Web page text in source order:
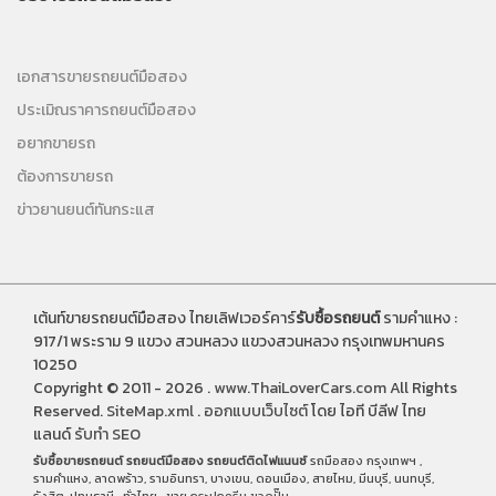
เอกสารขายรถยนต์มือสอง
ประเมิณราคารถยนต์มือสอง
อยากขายรถ
ต้องการขายรถ
ข่าวยานยนต์ทันกระแส
เต้นท์ขายรถยนต์มือสอง ไทยเลิฟเวอร์คาร์รับซื้อรถยนต์รามคำแหง :
917/1 พระราม 9 แขวง สวนหลวง แขวงสวนหลวง กรุงเทพมหานคร
10250
Copyright © 2011 - 2026 .www.ThaiLoverCars.comAll Rights
Reserved.SiteMap.xml.ออกแบบเว็บไซต์โดย ไอที บีลีฟ ไทย
แลนด์รับทำ SEO
รับซื้อขายรถยนต์รถยนต์มือสองรถยนต์ติดไฟแนนซ์รถมือสอง กรุงเทพฯ ,
รามคำแหง, ลาดพร้าว, รามอินทรา, บางเขน, ดอนเมือง, สายไหม, มีนบุรี, นนทบุรี,